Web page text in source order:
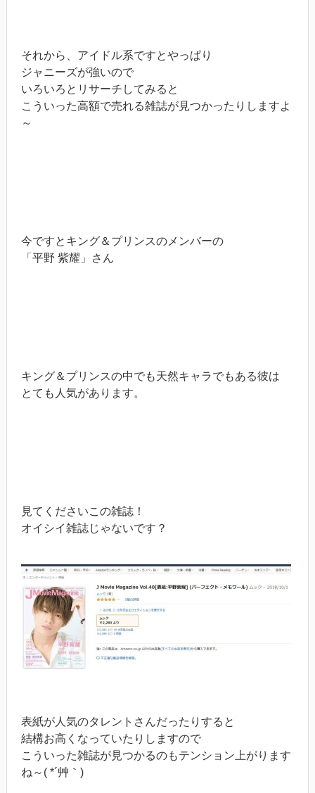
それから、アイドル系ですとやっぱり
ジャニーズが強いので
いろいろとリサーチしてみると
こういった高額で売れる雑誌が見つかったりしますよ
～
今ですとキング＆プリンスのメンバーの
「平野 紫耀」さん
キング＆プリンスの中でも天然キャラでもある彼は
とても人気があります。
見てくださいこの雑誌！
オイシイ雑誌じゃないです？
表紙が人気のタレントさんだったりすると
結構お高くなっていたりしますので
こういった雑誌が見つかるのもテンション上がります
ね～( *´艸｀)